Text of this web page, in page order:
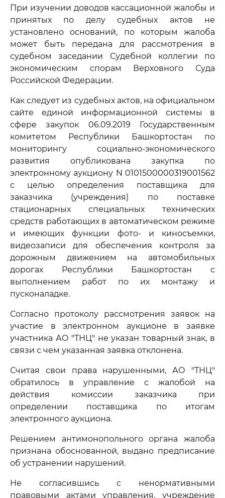
При изучении доводов кассационной жалобы и
принятых по делу судебных актов не
установлено оснований, по которым жалоба
может быть передана для рассмотрения в
судебном заседании Судебной коллегии по
экономическим спорам Верховного Суда
Российской Федерации.
Как следует из судебных актов, на официальном
сайте единой информационной системы в
сфере закупок 06.09.2019 Государственным
комитетом Республики Башкортостан по
мониторингу социально-экономического
развития опубликована закупка по
электронному аукциону N 0101500000319001562
с целью определения поставщика для
заказчика (учреждения) по поставке
стационарных специальных технических
средств работающих в автоматическом режиме
и имеющих функции фото- и киносъемки,
видеозаписи для обеспечения контроля за
дорожным движением на автомобильных
дорогах Республики Башкортостан с
выполнением работ по их монтажу и
пусконаладке.
Согласно протоколу рассмотрения заявок на
участие в электронном аукционе в заявке
участника АО "ТНЦ" не указан товарный знак, в
связи с чем указанная заявка отклонена.
Считая свои права нарушенными, АО "ТНЦ"
обратилось в управление с жалобой на
действия комиссии заказчика при
определении поставщика по итогам
электронного аукциона.
Решением антимонопольного органа жалоба
признана обоснованной, выдано предписание
об устранении нарушений.
Не согласившись с ненормативными
правовыми актами управления, учреждение